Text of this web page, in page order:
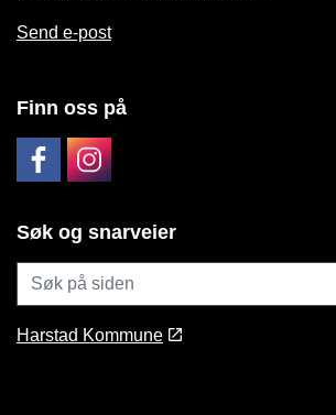
Send e-post
Finn oss på
Søk og snarveier
Harstad Kommune